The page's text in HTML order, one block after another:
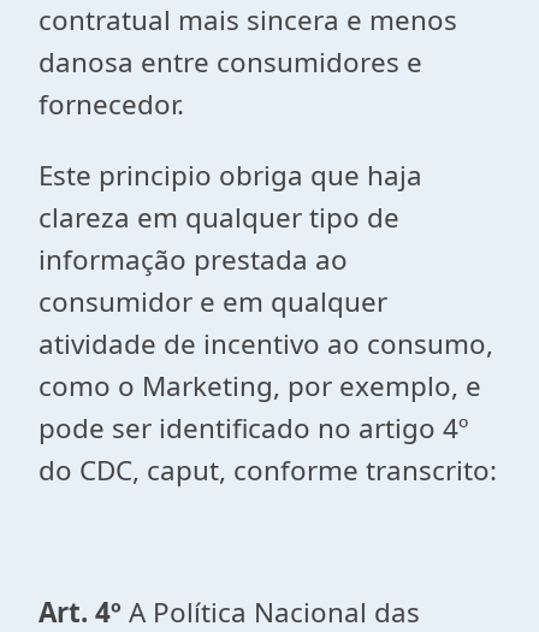
contratual mais sincera e menos
danosa entre consumidores e
fornecedor.
Este principio obriga que haja
clareza em qualquer tipo de
informação prestada ao
consumidor e em qualquer
atividade de incentivo ao consumo,
como o Marketing, por exemplo, e
pode ser identificado no artigo 4º
do CDC, caput, conforme transcrito:
Art. 4º A Política Nacional das